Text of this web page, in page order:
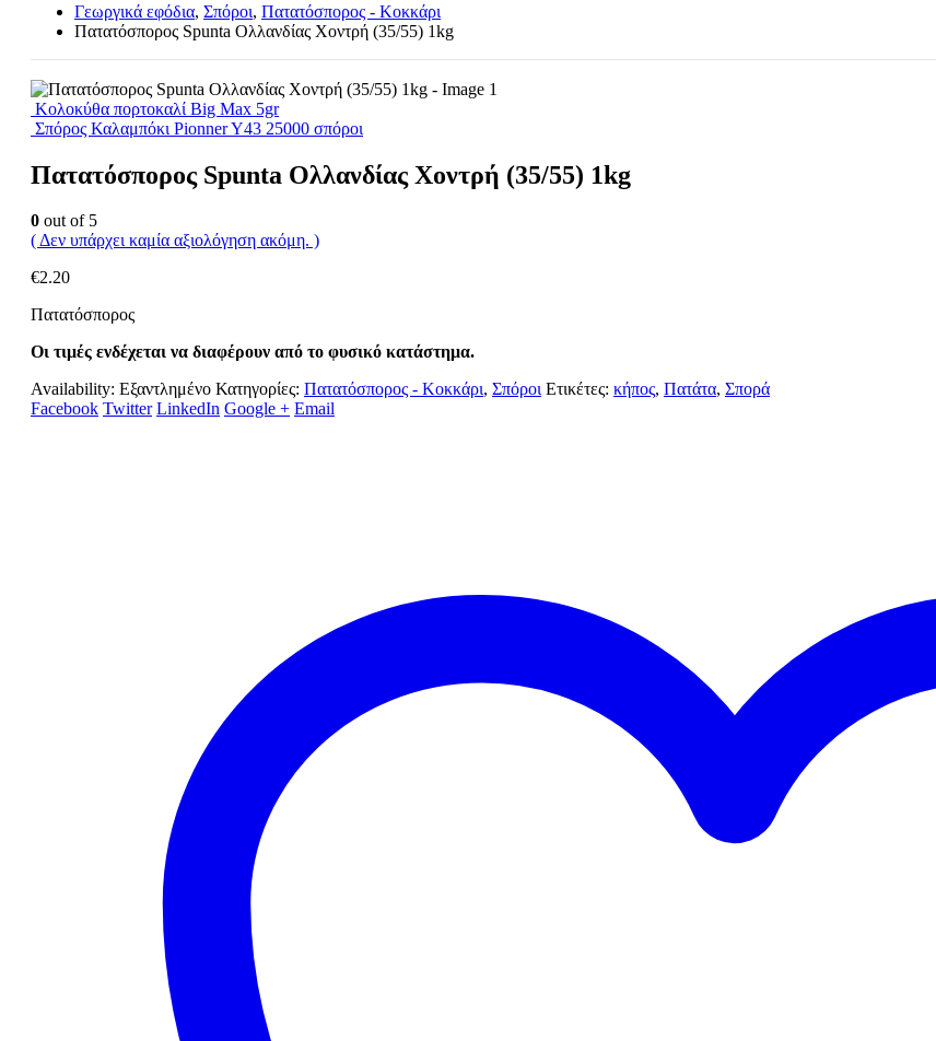
Γεωργικά εφόδια, Σπόροι, Πατατόσπορος - Κοκκάρι
Πατατόσπορος Spunta Ολλανδίας Χοντρή (35/55) 1kg
Κολοκύθα πορτοκαλί Big Max 5gr
Σπόρος Καλαμπόκι Pionner Y43 25000 σπόροι
Πατατόσπορος Spunta Ολλανδίας Χοντρή (35/55) 1kg
0 out of 5
( Δεν υπάρχει καμία αξιολόγηση ακόμη. )
€2.20
Πατατόσπορος
Οι τιμές ενδέχεται να διαφέρουν από το φυσικό κατάστημα.
Availability: Εξαντλημένο Κατηγορίες: Πατατόσπορος - Κοκκάρι, Σπόροι Ετικέτες: κήπος, Πατάτα, Σπορά
Facebook Twitter LinkedIn Google + Email